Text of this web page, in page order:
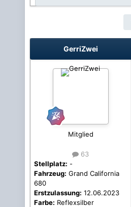
GerriZwei
Mitglied
63
Stellplatz: -
Fahrzeug: Grand California
680
Erstzulassung: 12.06.2023
Farbe: Reflexsilber